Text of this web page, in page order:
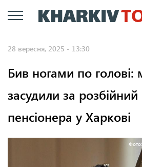
до
28 вересня, 2025 - 13:30
Бив ногами по голові:
засудили за
пенсіонера у Харкові